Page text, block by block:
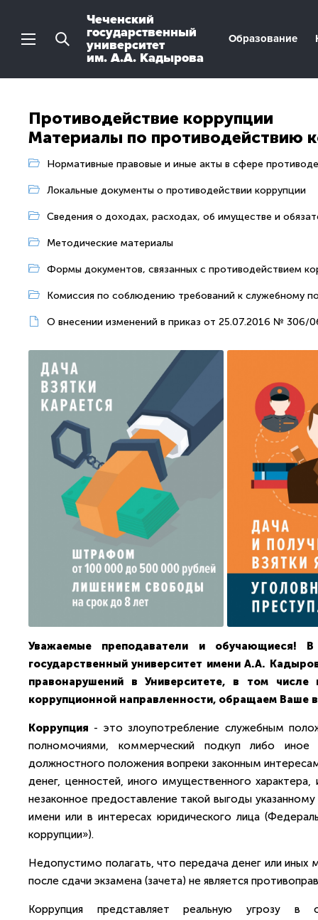
Чеченский
государственный
университет
им. А.А. Кадырова
Образование
Противодействие коррупции
Материалы по противодействию
Нормативные правовые и иные акты в сфере
Локальные документы о противодействии коррупции
Сведения о доходах, расходах, об имуществе и
Методические материалы
Формы документов, связанных с противодействием
Комиссия по соблюдению требований к служебному
О внесении изменений в приказ от 25.07.2016 № 306/
Уважаемые преподаватели и
государственный университет имени А.А.
правонарушений в Университете, в том
коррупционной направленности, обращаем Ваше
Коррупция - это злоупотребление служебным
полномочиями, коммерческий подкуп либо иное
должностного положения вопреки законным
денег, ценностей, иного имущественного
незаконное предоставление такой выгоды
имени или в интересах юридического лица
коррупции»).
Недопустимо полагать, что передача денег или
после сдачи экзамена (зачета) не является
Коррупция представляет реальную угрозу в